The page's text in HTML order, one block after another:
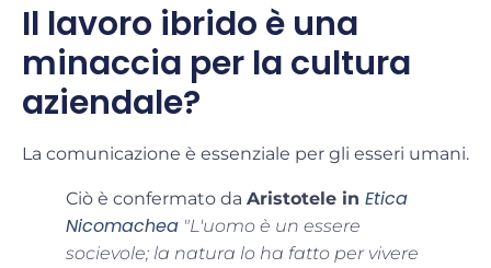
Il lavoro ibrido è una
minaccia per la cultura
aziendale?
La comunicazione è essenziale per gli esseri umani.
Ciò è confermato da Aristotele in Etica
Nicomachea "L'uomo è un essere
socievole; la natura lo ha fatto per vivere